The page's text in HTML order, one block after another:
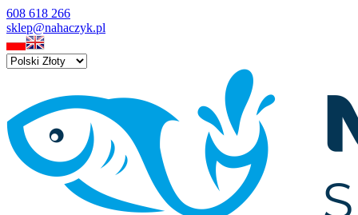
608 618 266
sklep@nahaczyk.pl